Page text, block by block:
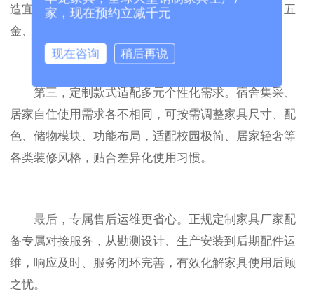
造宜居安心的居住空间；定制工艺精细化打磨边角、五
金、结构细节，兼顾产品耐用性与空间颜值质感。
第三，定制款式适配多元个性化需求。宿舍集采、
居家自住使用需求各不相同，可按需调整家具尺寸、配
色、储物模块、功能布局，适配校园极简、居家轻奢等
各类装修风格，贴合差异化使用习惯。
最后，专属售后运维更省心。正规定制家具厂家配
备专属对接服务，从勘测设计、生产安装到后期配件运
维，响应及时、服务闭环完善，有效化解家具使用后顾
之忧。
家，现在预约立减千元
现在咨询 稍后再说